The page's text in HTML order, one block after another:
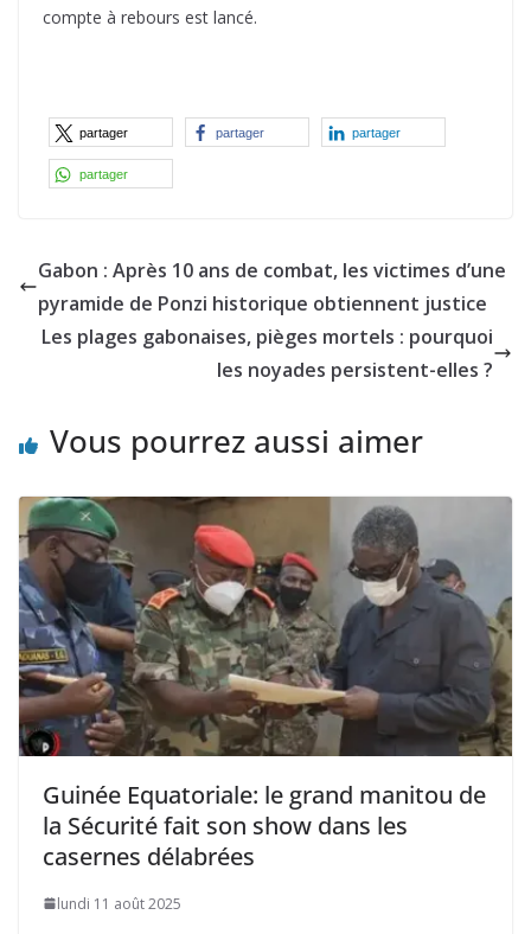
compte à rebours est lancé.
partager partager partager
partager
Gabon : Après 10 ans de combat, les victimes d’une
pyramide de Ponzi historique obtiennent justice
Les plages gabonaises, pièges mortels : pourquoi
les noyades persistent-elles ?
Vous pourrez aussi aimer
Guinée Equatoriale: le grand manitou de
la Sécurité fait son show dans les
casernes délabrées
lundi 11 août 2025